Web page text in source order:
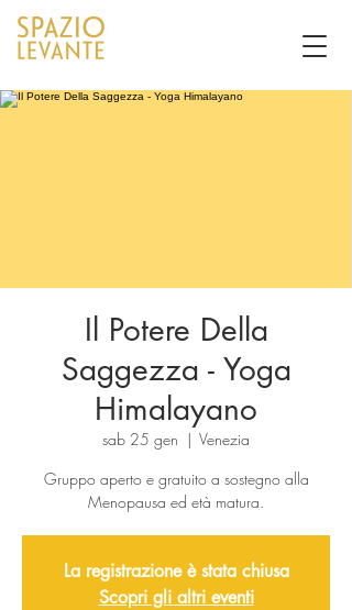
Il Potere Della
Saggezza - Yoga
Himalayano
sab 25 gen
  |
Venezia
Gruppo aperto e gratuito a sostegno alla
Menopausa ed età matura.
La registrazione è stata chiusa
Scopri gli altri eventi